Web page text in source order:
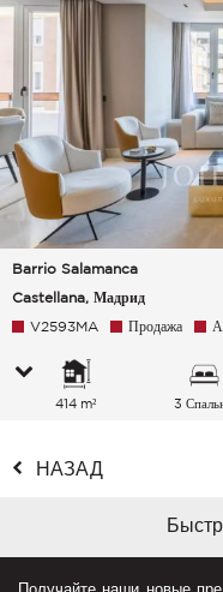
Barrio Salamanca
Castellana, Мадрид
V2593MA Продажа
414 m² 3
НАЗАД